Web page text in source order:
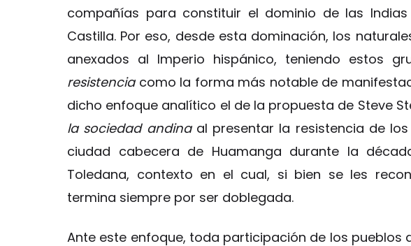
compañías para constituir el dominio de las
Castilla. Por eso, desde esta dominación, los
anexados al Imperio hispánico, teniendo estos
resistenciacomo la forma más notable de
dicho enfoque analítico el de la propuesta de Steve
la sociedad andinaal presentar la resistencia de
ciudad cabecera de Huamanga durante la
Toledana, contexto en el cual, si bien se les
termina siempre por ser doblegada.
Ante este enfoque, toda participación de los pueblos